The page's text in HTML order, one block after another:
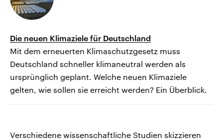
Die neuen Klimaziele für Deutschland
Mit dem erneuerten Klimaschutzgesetz muss
Deutschland schneller klimaneutral werden als
ursprünglich geplant. Welche neuen Klimaziele
gelten, wie sollen sie erreicht werden? Ein Überblick.
Verschiedene wissenschaftliche Studien skizzieren